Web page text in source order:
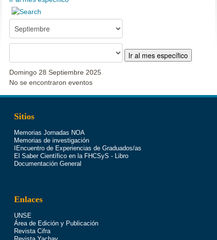
Ir al mes específico
Domingo 28 Septiembre 2025
No se encontraron eventos
Sitios
Memorias Jornadas NOA
Memorias de investigación
IEncuentro de Experiencias de Graduados/as
El Saber Científico en la FHCSyS - Libro
Documentación General
Enlaces
UNSE
Área de Edición y Publicación
Revista Cifra